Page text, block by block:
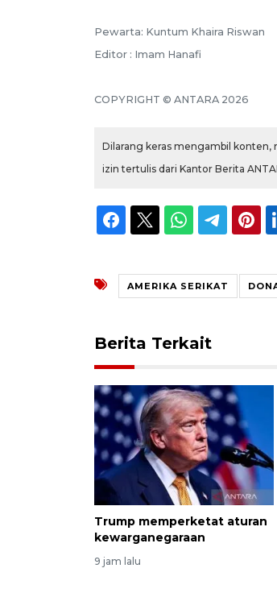
Pewarta: Kuntum Khaira Riswan
Editor : Imam Hanafi
COPYRIGHT © ANTARA 2026
Dilarang keras mengambil konten,
izin tertulis dari Kantor Berita
AMERIKA SERIKAT
Berita Terkait
Trump memperketat aturan
kewarganegaraan
9 jam lalu